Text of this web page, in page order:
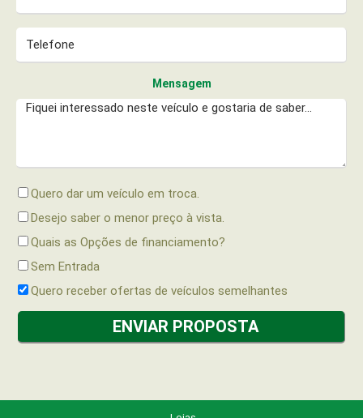
Mensagem
Quero dar um veículo em troca.
Desejo saber o menor preço à vista.
Quais as Opções de financiamento?
Sem Entrada
Quero receber ofertas de veículos semelhantes